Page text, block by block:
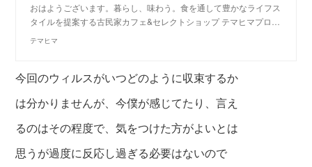
おはようございます。暮らし、味わう。食を通して豊かなライフス
タイルを提案する古民家カフェ&セレクトショップ テマヒマプロ…
テマヒマ
今回のウィルスがいつどのように収束するか
は分かりませんが、今僕が感じてたり、言え
るのはその程度で、気をつけた方がよいとは
思うが過度に反応し過ぎる必要はないので